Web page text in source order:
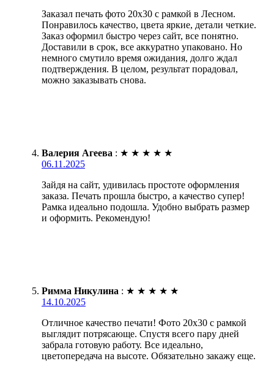
Заказал печать фото 20х30 с рамкой в Лесном.
Понравилось качество, цвета яркие, детали четкие.
Заказ оформил быстро через сайт, все понятно.
Доставили в срок, все аккуратно упаковано. Но
немного смутило время ожидания, долго ждал
подтверждения. В целом, результат порадовал,
можно заказывать снова.
Валерия Агеева : ★ ★ ★ ★ ★
06.11.2025
Зайдя на сайт, удивилась простоте оформления
заказа. Печать прошла быстро, а качество супер!
Рамка идеально подошла. Удобно выбрать размер
и оформить. Рекомендую!
Римма Никулина : ★ ★ ★ ★ ★
14.10.2025
Отличное качество печати! Фото 20х30 с рамкой
выглядит потрясающе. Спустя всего пару дней
забрала готовую работу. Все идеально,
цветопередача на высоте. Обязательно закажу еще.